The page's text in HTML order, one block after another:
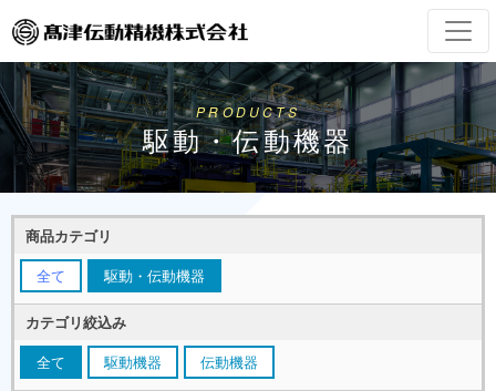
PRODUCTS
駆動・伝動機器
商品カテゴリ
全て 駆動・伝動機器
カテゴリ絞込み
全て 駆動機器 伝動機器